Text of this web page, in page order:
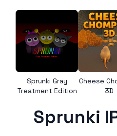
Sprunki Gray
Treatment Edition
Cheese
3D
Sprunki